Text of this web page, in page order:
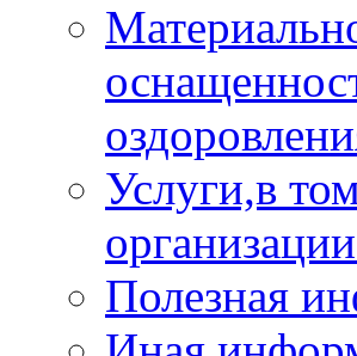
Услуги,в
Полезная